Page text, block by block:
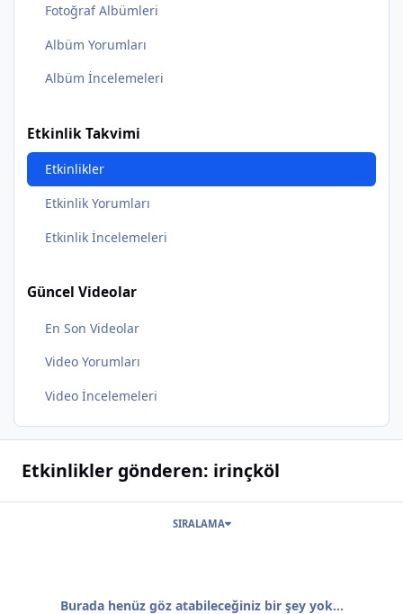
Fotoğraf Albümleri
Albüm Yorumları
Albüm İncelemeleri
Etkinlik Takvimi
Etkinlikler
Etkinlik Yorumları
Etkinlik İncelemeleri
Güncel Videolar
En Son Videolar
Video Yorumları
Video İncelemeleri
Etkinlikler gönderen: irinçköl
SIRALAMA
Burada henüz göz atabileceğiniz bir şey yok...